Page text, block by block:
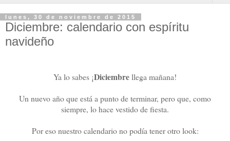
lunes, 30 de noviembre de 2015
Diciembre: calendario con espíritu
navideño
Ya lo sabes ¡Diciembrellega mañana!
Un nuevo año que está a punto de terminar, pero que, como
siempre, lo hace vestido de fiesta.
Por eso nuestro calendario no podía tener otro look: